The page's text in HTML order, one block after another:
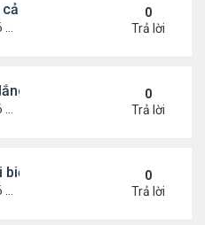
báo nguy cơ bệnh tật
0
Trả lời
trong thời kỳ lạm phát
0
Trả lời
của dầu ô liu
0
Trả lời